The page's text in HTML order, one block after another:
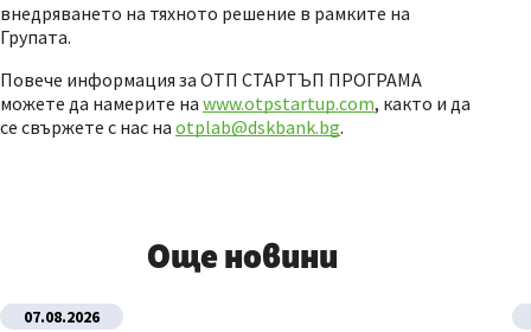
внедряването на тяхното решение в рамките на
Групата.
Повече информация за ОТП СТАРТЪП ПРОГРАМА
можете да намерите на www.otpstartup.com, както и да
се свържете с нас на otplab@dskbank.bg.
Още новини
07.08.2026